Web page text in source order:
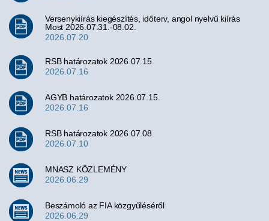
Versenykiírás kiegészítés, időterv, angol nyelvű kiírás
Most 2026.07.31.-08.02.
2026.07.20
RSB határozatok 2026.07.15.
2026.07.16
AGYB határozatok 2026.07.15.
2026.07.16
RSB határozatok 2026.07.08.
2026.07.10
MNASZ KÖZLEMÉNY
2026.06.29
Beszámoló az FIA közgyűléséről
2026.06.29